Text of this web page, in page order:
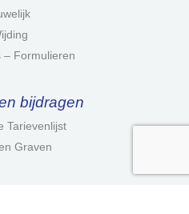
– Formulieren
bijdragen
Tarievenlijst
Graven